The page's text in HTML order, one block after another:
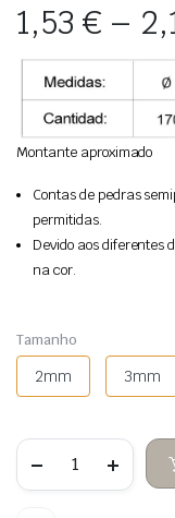
1,53€ –
Montante aproximado
Contas de pedras
permitidas.
Devido aos diferentes
na cor.
Tamanho
2mm 3mm
Quantidade